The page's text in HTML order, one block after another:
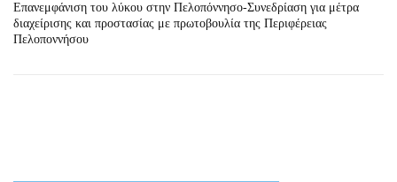
Επανεμφάνιση του λύκου στην Πελοπόννησο-Συνεδρίαση για μέτρα
διαχείρισης και προστασίας με πρωτοβουλία της Περιφέρειας
Πελοποννήσου